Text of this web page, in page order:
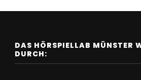
DAS HÖRSPIELLAB MÜNSTER
DURCH: